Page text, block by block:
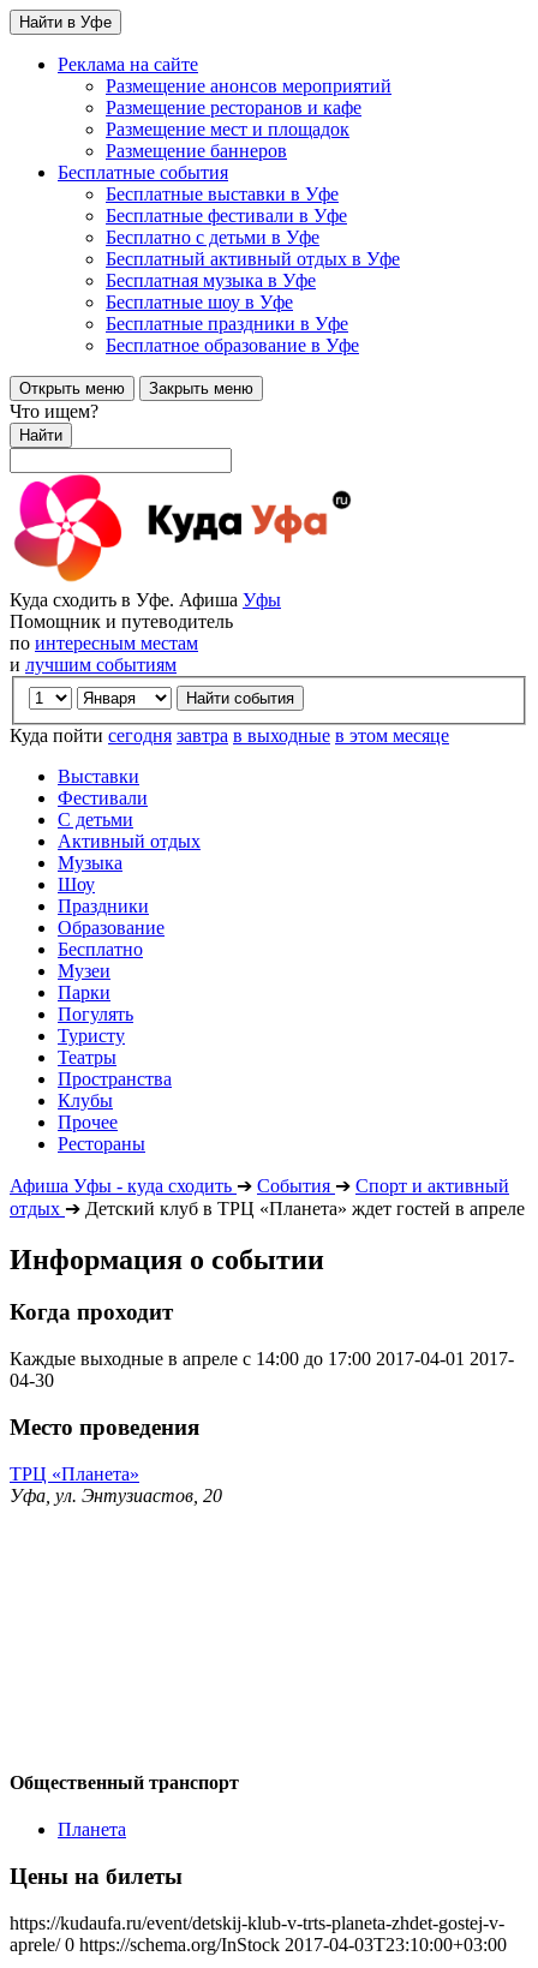
Найти в Уфе
Реклама на сайте
Размещение анонсов мероприятий
Размещение ресторанов и кафе
Размещение мест и площадок
Размещение баннеров
Бесплатные события
Бесплатные выставки в Уфе
Бесплатные фестивали в Уфе
Бесплатно с детьми в Уфе
Бесплатный активный отдых в Уфе
Бесплатная музыка в Уфе
Бесплатные шоу в Уфе
Бесплатные праздники в Уфе
Бесплатное образование в Уфе
Открыть меню Закрыть меню
Что ищем?
Найти
Куда сходить в Уфе. Афиша Уфы
Помощник и путеводитель
по интересным местам
и лучшим событиям
Куда пойти сегодня завтра в выходные в этом месяце
Выставки
Фестивали
С детьми
Активный отдых
Музыка
Шоу
Праздники
Образование
Бесплатно
Музеи
Парки
Погулять
Туристу
Театры
Пространства
Клубы
Прочее
Рестораны
Афиша Уфы - куда сходить ➔ События ➔ Спорт и активный
отдых ➔ Детский клуб в ТРЦ «Планета» ждет гостей в апреле
Информация о событии
Когда проходит
Каждые выходные в апреле с 14:00 до 17:00 2017-04-01 2017-
04-30
Место проведения
ТРЦ «Планета»
Уфа, ул. Энтузиастов, 20
Общественный транспорт
Планета
Цены на билеты
https://kudaufa.ru/event/detskij-klub-v-trts-planeta-zhdet-gostej-v-
aprele/ 0 https://schema.org/InStock 2017-04-03T23:10:00+03:00